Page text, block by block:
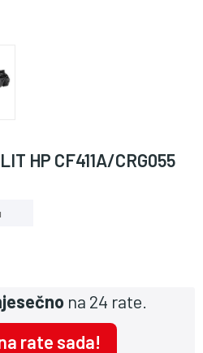
HP CF411A/CRG055
na 24 rate.
rate sada!